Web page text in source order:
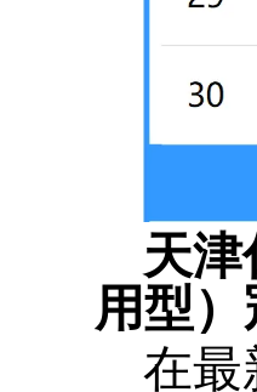
天
用型
在最